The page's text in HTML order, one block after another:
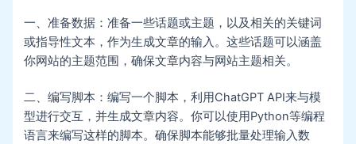
一、准备数据：准备一些话题或主题，以及相关的关键词
或指导性文本，作为生成文章的输入。这些话题可以涵盖
你网站的主题范围，确保文章内容与网站主题相关。
二、编写脚本：编写一个脚本，利用ChatGPT API来与模
型进行交互，并生成文章内容。你可以使用Python等编程
语言来编写这样的脚本。确保脚本能够批量处理输入数